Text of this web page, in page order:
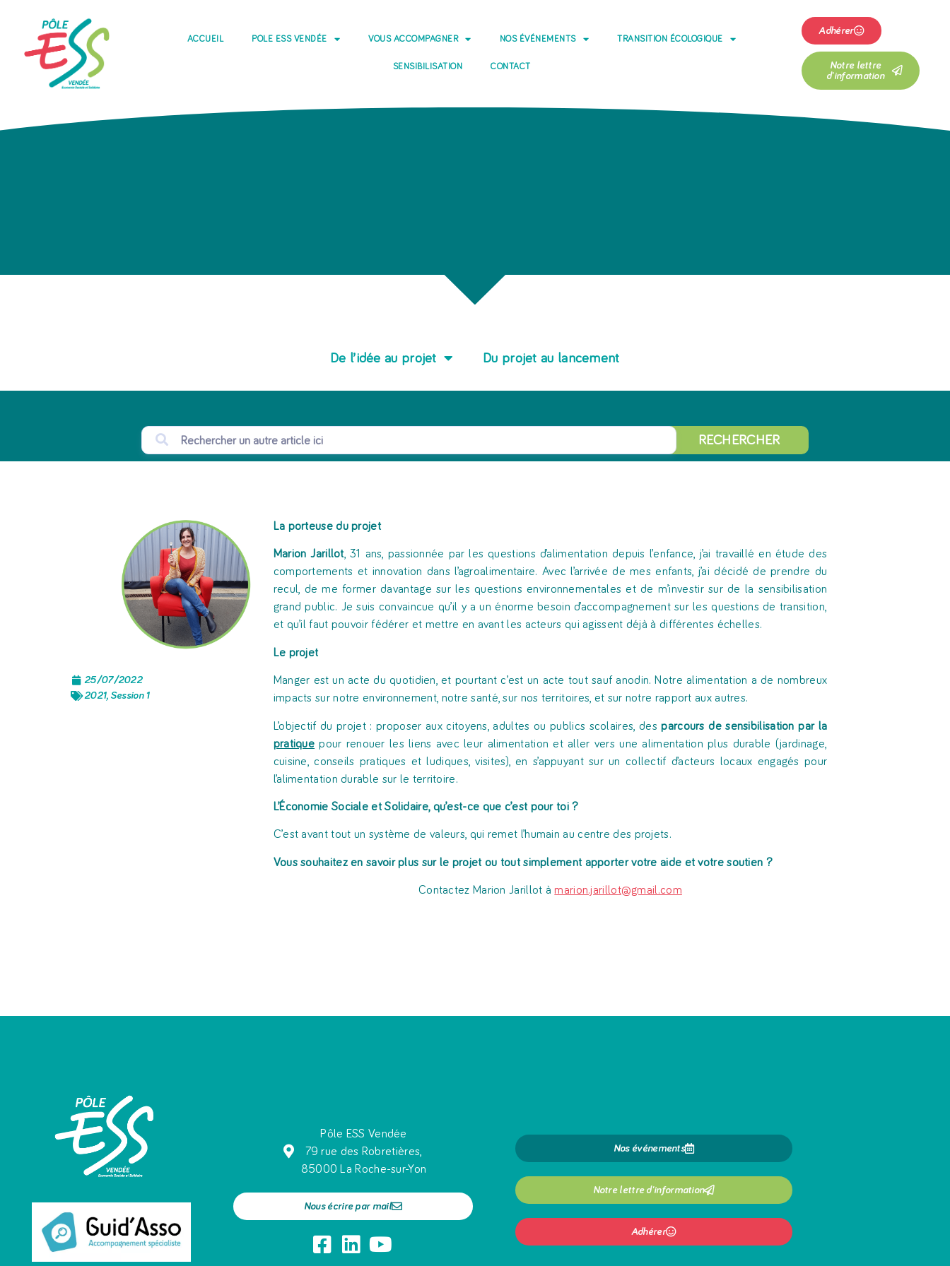
ACCUEIL PÔLE ESS VENDÉE VOUS ACCOMPAGNER NOS ÉVÉNEMENTS TRANSITION ÉCOLOGIQUE
SENSIBILISATION CONTACT
Adhérer
Notre lettre
d'information
De l’idée au projet Du projet au lancement
RECHERCHER
25/07/2022
2021, Session 1
La porteuse du projet
Marion Jarillot, 31 ans, passionnée par les questions d’alimentation depuis l’enfance, j’ai travaillé en étude des
comportements et innovation dans l’agroalimentaire. Avec l’arrivée de mes enfants, j’ai décidé de prendre du
recul, de me former davantage sur les questions environnementales et de m’investir sur de la sensibilisation
grand public. Je suis convaincue qu’il y a un énorme besoin d’accompagnement sur les questions de transition,
et qu’il faut pouvoir fédérer et mettre en avant les acteurs qui agissent déjà à différentes échelles.
Le projet
Manger est un acte du quotidien, et pourtant c’est un acte tout sauf anodin. Notre alimentation a de nombreux
impacts sur notre environnement, notre santé, sur nos territoires, et sur notre rapport aux autres.
L’objectif du projet : proposer aux citoyens, adultes ou publics scolaires, desparcours de sensibilisation par la
pratique pour renouer les liens avec leur alimentation et aller vers une alimentation plus durable (jardinage,
cuisine, conseils pratiques et ludiques, visites), en s’appuyant sur un collectif d’acteurs locaux engagés pour
l’alimentation durable sur le territoire.
L’Économie Sociale et Solidaire, qu’est-ce que c’est pour toi ?
C’est avant tout un système de valeurs, qui remet l’humain au centre des projets.
Vous souhaitez en savoir plus sur le projet ou tout simplement apporter votre aide et votre soutien ?
Contactez Marion Jarillot àmarion.jarillot@gmail.com
Pôle ESS Vendée
79 rue des Robretières,
85000 La Roche-sur-Yon
Nous écrire par mail
Nos événements
Notre lettre d'information
Adhérer